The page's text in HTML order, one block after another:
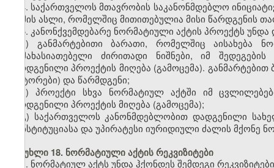
4. საქართველოს მთავრობის საკანონმდებლო
ოქმის ასლი, რომელშიც მითითებულია მისი წარდგენის
5. კანონქვემდებარე ნორმატიული აქტის პროექტს
ა) განმარტებითი ბარათი, რომელშიც აისახება
დამახასიათებელი ძირითადი ნიშნები, იმ
წარდგენილი პროექტის მიღება (გამოცემა).
(ავტორები) და წარმდგენი;
ბ) პროექტი სხვა ნორმატიულ აქტში იმ
წარდგენილი პროექტის მიღება (გამოცემა);
გ) საქართველოს კანონმდებლობით დადგენილი
კონსტიტუციასა და უპირატესი იურიდიული ძალის მქონე
მუხლი 18. ნორმატიული აქტის რეკვიზიტები
1. ნორმატიულ აქტს უნდა ჰქონდეს შემდეგი